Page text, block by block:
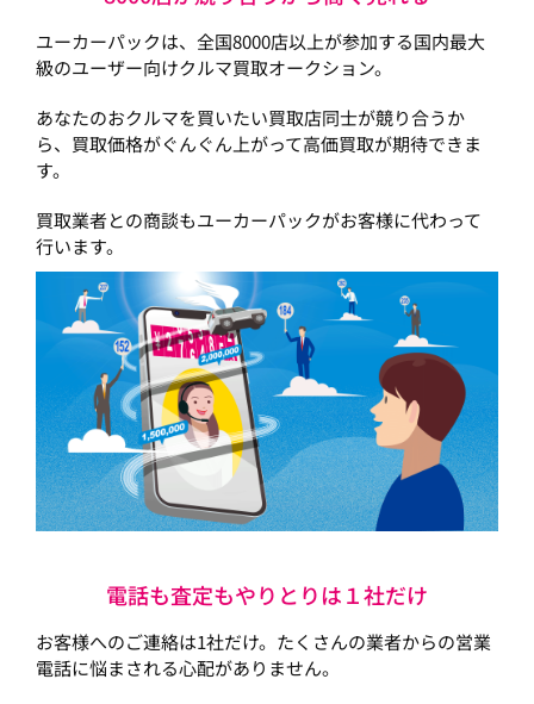
ユーカーパックは、全国8000店以上が参加する国内最大
級のユーザー向けクルマ買取オークション。
あなたのおクルマを買いたい買取店同士が競り合うか
ら、買取価格がぐんぐん上がって高価買取が期待できま
す。
買取業者との商談もユーカーパックがお客様に代わって
行います。
電話も査定もやりとりは１社だけ
お客様へのご連絡は1社だけ。たくさんの業者からの営業
電話に悩まされる心配がありません。